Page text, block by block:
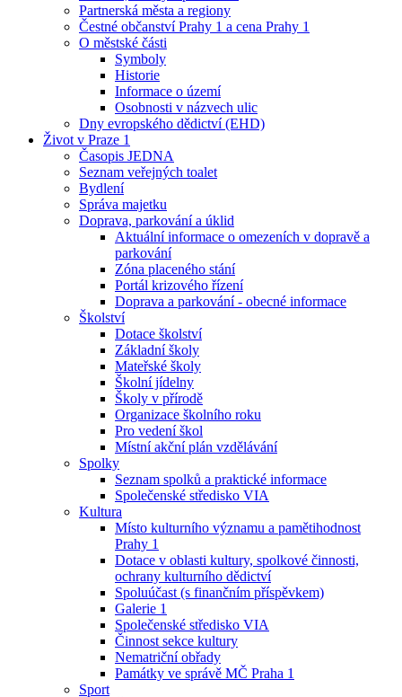
Partnerská města a regiony
Čestné občanství Prahy 1 a cena Prahy 1
O městské části
Symboly
Historie
Informace o území
Osobnosti v názvech ulic
Dny evropského dědictví (EHD)
Život v Praze 1
Časopis JEDNA
Seznam veřejných toalet
Bydlení
Správa majetku
Doprava, parkování a úklid
Aktuální informace o omezeních v dopravě a
parkování
Zóna placeného stání
Portál krizového řízení
Doprava a parkování - obecné informace
Školství
Dotace školství
Základní školy
Mateřské školy
Školní jídelny
Školy v přírodě
Organizace školního roku
Pro vedení škol
Místní akční plán vzdělávání
Spolky
Seznam spolků a praktické informace
Společenské středisko VIA
Kultura
Místo kulturního významu a pamětihodnost
Prahy 1
Dotace v oblasti kultury, spolkové činnosti,
ochrany kulturního dědictví
Spoluúčast (s finančním příspěvkem)
Galerie 1
Společenské středisko VIA
Činnost sekce kultury
Nematriční obřady
Památky ve správě MČ Praha 1
Sport